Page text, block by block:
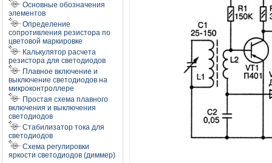
Основные обозначения
элементов
Определение
сопротивления резистора по
цветовой маркировке
Калькулятор расчета
резистора для светодиодов
Плавное включение и
выключение светодиодов на
микроконтроллере
Простая схема плавного
включения и выключения
светодиодов
Стабилизатор тока для
светодиодов
Схема регулировки
яркости светодиодов (диммер)